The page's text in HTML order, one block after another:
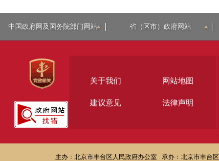
中国政府网及国务院部门网站 省（区市）政府网站
关于我们 网站地图
建议意见 法律声明
主办：北京市丰台区人民政府办公室 承办：北京市丰台